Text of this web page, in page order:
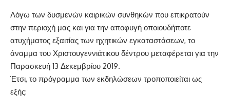
Λόγω των δυσμενών καιρικών συνθηκών που επικρατούν
στην περιοχή μας και για την αποφυγή οποιουδήποτε
ατυχήματος εξαιτίας των ηχητικών εγκαταστάσεων, το
άναμμα του Χριστουγεννιάτικου δέντρου μεταφέρεται για την
Παρασκευή 13 Δεκεμβρίου 2019.
Έτσι, το πρόγραμμα των εκδηλώσεων τροποποιείται ως
εξής: